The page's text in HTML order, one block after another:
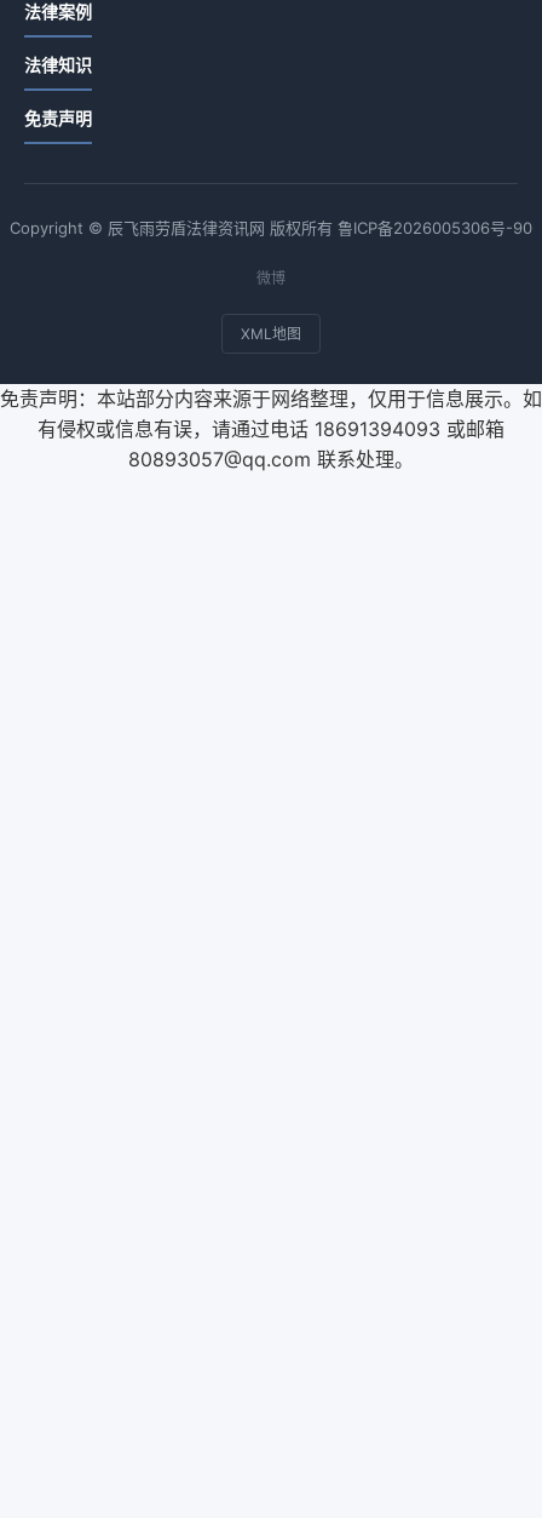
法律案例
法律知识
免责声明
Copyright © 辰飞雨劳盾法律资讯网 版权所有 鲁ICP备2026005306号-90
微博
XML地图
免责声明：本站部分内容来源于网络整理，仅用于信息展示。如
有侵权或信息有误，请通过电话 18691394093 或邮箱
80893057@qq.com 联系处理。